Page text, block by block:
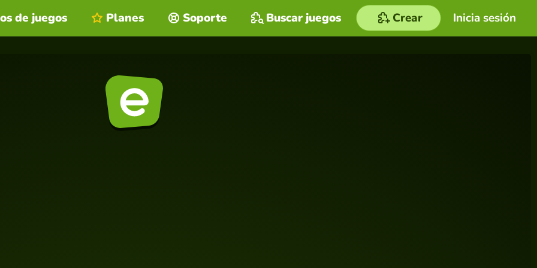
Inicia sesión
de juegos Planes Soporte Buscar juegos Crear